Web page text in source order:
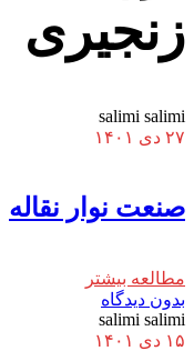
زنجیری
salimi salimi
۲۷ دی ۱۴۰۱
صنعت نوار نقاله
مطالعه بیشتر
بدون دیدگاه
salimi salimi
۱۵ دی ۱۴۰۱